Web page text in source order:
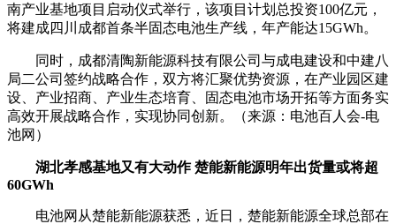
南产业基地项目启动仪式举行，该项目计划总投资100亿元，
将建成四川成都首条半固态电池生产线，年产能达15GWh。
同时，成都清陶新能源科技有限公司与成电建设和中建八
局二公司签约战略合作，双方将汇聚优势资源，在产业园区建
设、产业招商、产业生态培育、固态电池市场开拓等方面务实
高效开展战略合作，实现协同创新。（来源：电池百人会-电
池网）
湖北孝感基地又有大动作 楚能新能源明年出货量或将超
60GWh
电池网从楚能新能源获悉，近日，楚能新能源全球总部在